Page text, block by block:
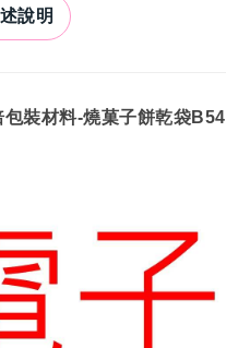
說明
裝材料-燒菓子餅乾袋B54